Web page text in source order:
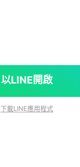
以LINE開啟
下載LINE應用程式